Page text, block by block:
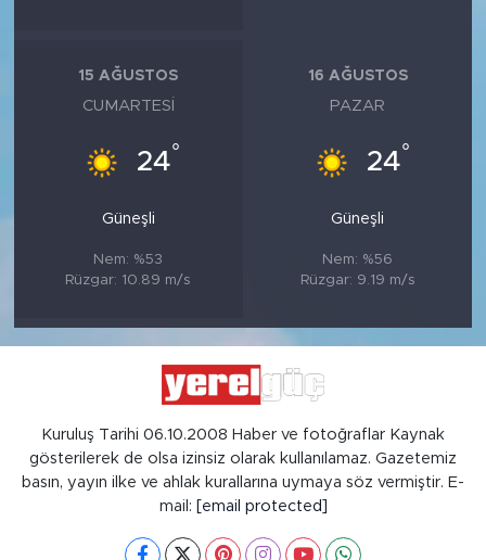
15 AĞUSTOS
CUMARTESI
24°
Güneşli
Nem: %53
Rüzgar: 10.89 m/s
16 AĞUSTOS
PAZAR
24°
Güneşli
Nem: %56
Rüzgar: 9.19 m/s
Kuruluş Tarihi 06.10.2008 Haber ve fotoğraflar Kaynak
gösterilerek de olsa izinsiz olarak kullanılamaz. Gazetemiz
basın, yayın ilke ve ahlak kurallarına uymaya söz vermiştir. E-
mail: [email protected]